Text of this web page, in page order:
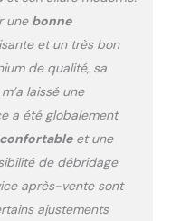
électrique
puissant 】
batterie
amovible de
Ah. Grâce au
de gestion
et à la
lithium, elle
seulement plus
aussi plus
et plus
une bonne
et un très bon
de qualité, sa
laissé une
a été globalement
et une
de débridage
après-vente sont
ajustements